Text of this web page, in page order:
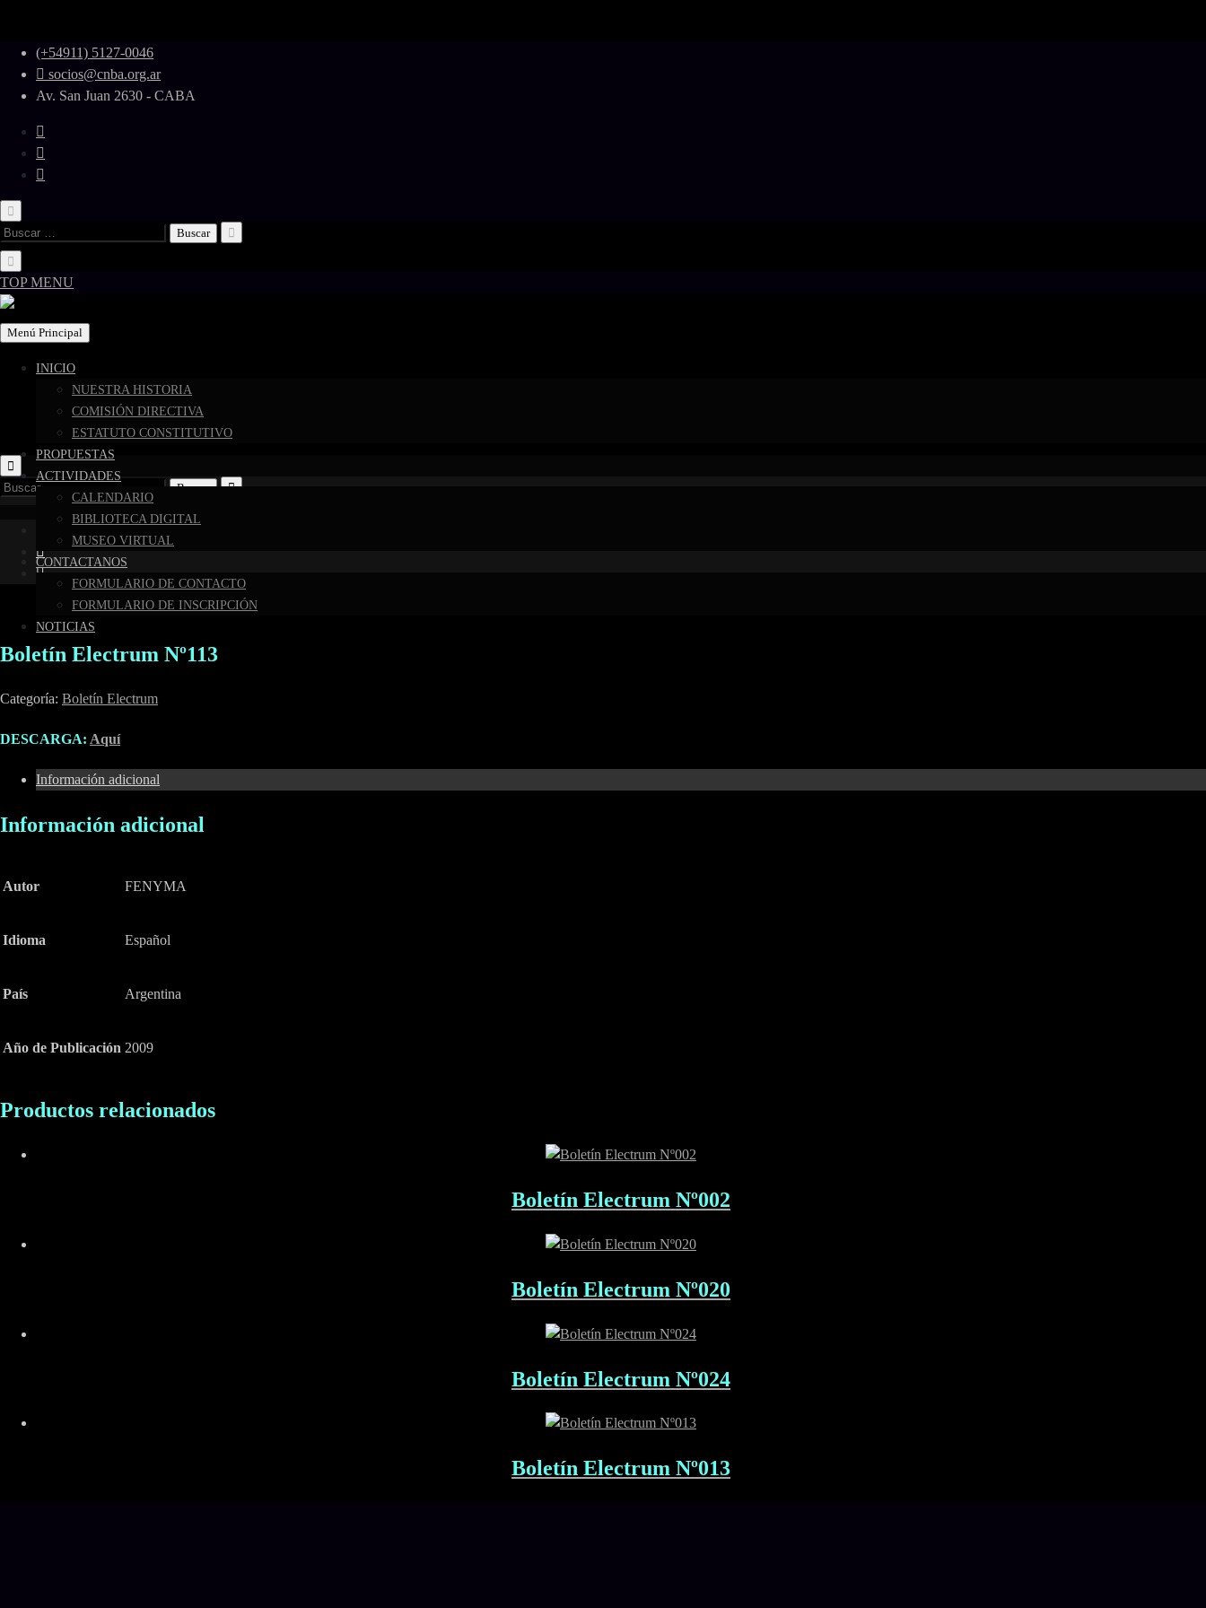
Skip
content
(+54911) 5127-0046
socios@cnba.org.ar
Av. San Juan 2630 - CABA
Buscar:
TOP MENU
Menú Principal
INICIO
NUESTRA HISTORIA
COMISIÓN DIRECTIVA
ESTATUTO CONSTITUTIVO
PROPUESTAS
ACTIVIDADES
CALENDARIO
BIBLIOTECA DIGITAL
MUSEO VIRTUAL
CONTACTANOS
FORMULARIO DE CONTACTO
FORMULARIO DE INSCRIPCIÓN
NOTICIAS
Buscar:
Boletín Electrum Nº113
Categoría: Boletín Electrum
DESCARGA: Aquí
Información adicional
Información adicional
Autor FENYMA
Idioma Español
País Argentina
Año de Publicación 2009
Productos relacionados
Boletín Electrum Nº002
Boletín Electrum Nº020
Boletín Electrum Nº024
Boletín Electrum Nº013